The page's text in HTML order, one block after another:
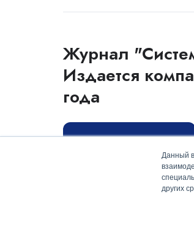
Данный
других
Журнал
Издается
года
Оформить подписку